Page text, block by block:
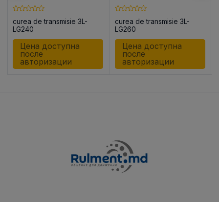
curea de transmisie 3L-
LG240
Цена доступна
после
авторизации
curea de transmisie 3L-
LG260
Цена доступна
после
авторизации